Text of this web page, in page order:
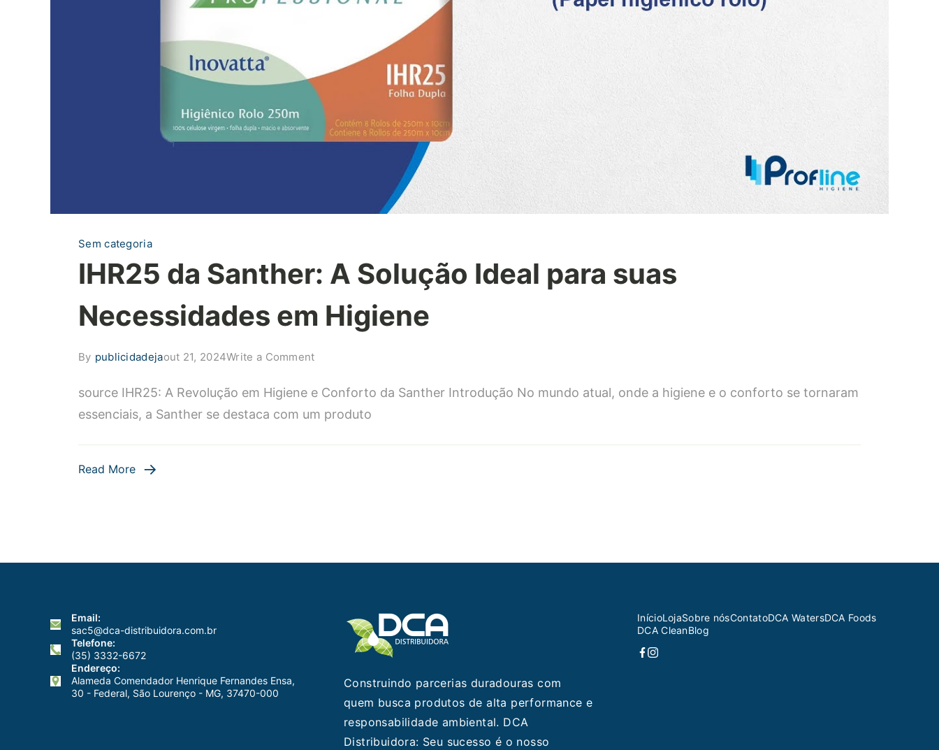
Sem categoria
IHR25 da Santher: A Solução Ideal para suas
Necessidades em Higiene
By publicidadejaout 21, 2024Write a Commenton
da
Santher:
Solução
source IHR25: A Revolução em Higiene e Conforto da Santher Introdução No mundo atual, onde a higiene e o conforto se tornaram
essenciais, a Santher se destaca com um produto
Read More
Email:
sac5@dca-distribuidora.com.br
Telefone:
(35) 3332-6672
Endereço:
Alameda Comendador Henrique Fernandes Ensa,
30 - Federal, São Lourenço - MG, 37470-000
Construindo parcerias duradouras com
quem busca produtos de alta performance e
responsabilidade ambiental. DCA
Distribuidora: Seu sucesso é o nosso
InícioLojaSobre nósContatoDCA WatersDCA Foods
DCA CleanBlog